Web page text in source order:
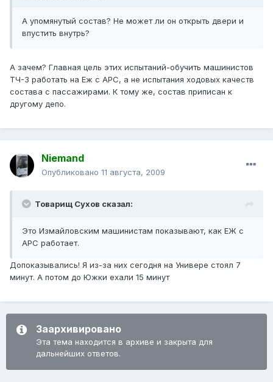
А упомянутый состав? Не может ли он открыть двери и
впустить внутрь?
А зачем? Главная цель этих испытаний-обучить машинистов
ТЧ-3 работать на Еж с АРС, а не испытания ходовых качеств
состава с пассажирами. К тому же, состав приписан к
другому депо.
Niemand
Опубликовано 11 августа, 2009
Товарищ Сухов сказал:
Это Измайловским машинистам показывают, как ЕЖ с
АРС работает.
Допоказывались! Я из-за них сегодня на Универе стоял 7
минут. А потом до Южки ехали 15 минут
Заархивировано
Эта тема находится в архиве и закрыта для
дальнейших ответов.